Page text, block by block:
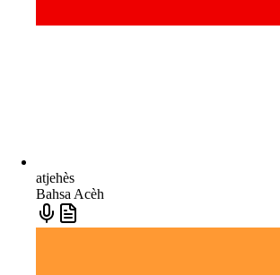
atjehès
Bahsa Acèh